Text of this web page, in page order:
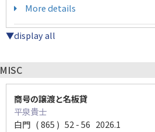
More details
▼display all
MISC
商号の譲渡と名板貸
平泉貴士
白門 ( 865 ) 52 - 56 2026.1